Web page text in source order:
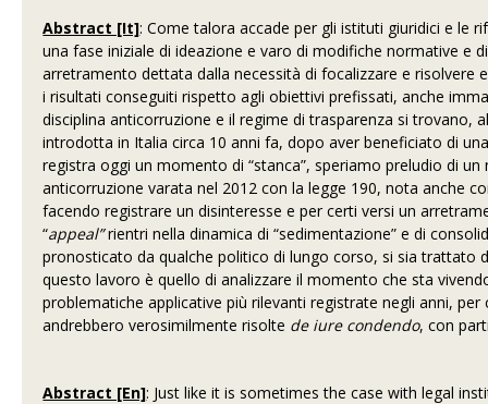
Abstract [It]: Come talora accade per gli istituti giuridici e le
una fase iniziale di ideazione e varo di modifiche normative e
arretramento dettata dalla necessità di focalizzare e risolvere
i risultati conseguiti rispetto agli obiettivi prefissati, anche
disciplina anticorruzione e il regime di trasparenza si trovano,
introdotta in Italia circa 10 anni fa, dopo aver beneficiato di
registra oggi un momento di “stanca”, speriamo preludio di
anticorruzione varata nel 2012 con la legge 190, nota anche
facendo registrare un disinteresse e per certi versi un
“appeal”rientri nella dinamica di “sedimentazione” e di
pronosticato da qualche politico di lungo corso, si sia trattato
questo lavoro è quello di analizzare il momento che sta
problematiche applicative più rilevanti registrate negli anni,
andrebbero verosimilmente risolte de iure condendo, con
Abstract [En]: Just like it is sometimes the case with legal